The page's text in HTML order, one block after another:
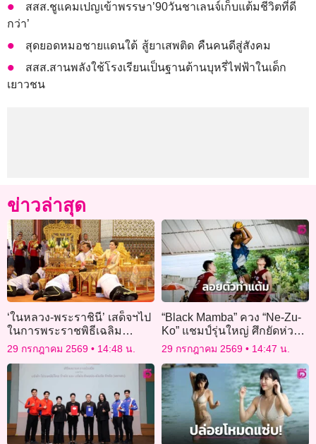
สสส.ชูแคมเปญเข้าพรรษา’90วันชาเลนจ์เก็บแต้มชีวิตที่ดี
กว่า’
สุดยอดหมอชายแดนใต้ สู้ยาเสพติด คืนคนดีสู่สังคม
สสส.สานพลังใช้โรงเรียนเป็นฐานต้านบุหรี่ไฟฟ้าในเด็ก
เยาวชน
ข่าวล่าสุด
‘ในหลวง-พระราชินี’ เสด็จฯไป
ในการพระราชพิธีเฉลิม
พระชนมพรรษา พุทธศักราช
29 กรกฎาคม 2569 14:48 น.
“Black Mamba” ควง “Ne-Zu-
Ko” แชมป์รุ่นใหญ่ ศึกยัดห่วง
“TOA 3×3 All Thailand-
Domestic Power 2026” สนาม
11
29 กรกฎาคม 2569 14:47 น.